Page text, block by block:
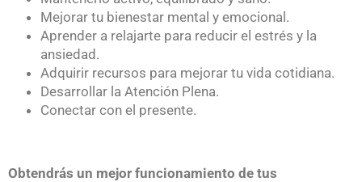
Mejorar tu bienestar mental y emocional.
Aprender a relajarte para reducir el estrés y la
ansiedad.
Adquirir recursos para mejorar tu vida cotidiana.
Desarrollar la Atención Plena.
Conectar con el presente.
Obtendrás un mejor funcionamiento de tus